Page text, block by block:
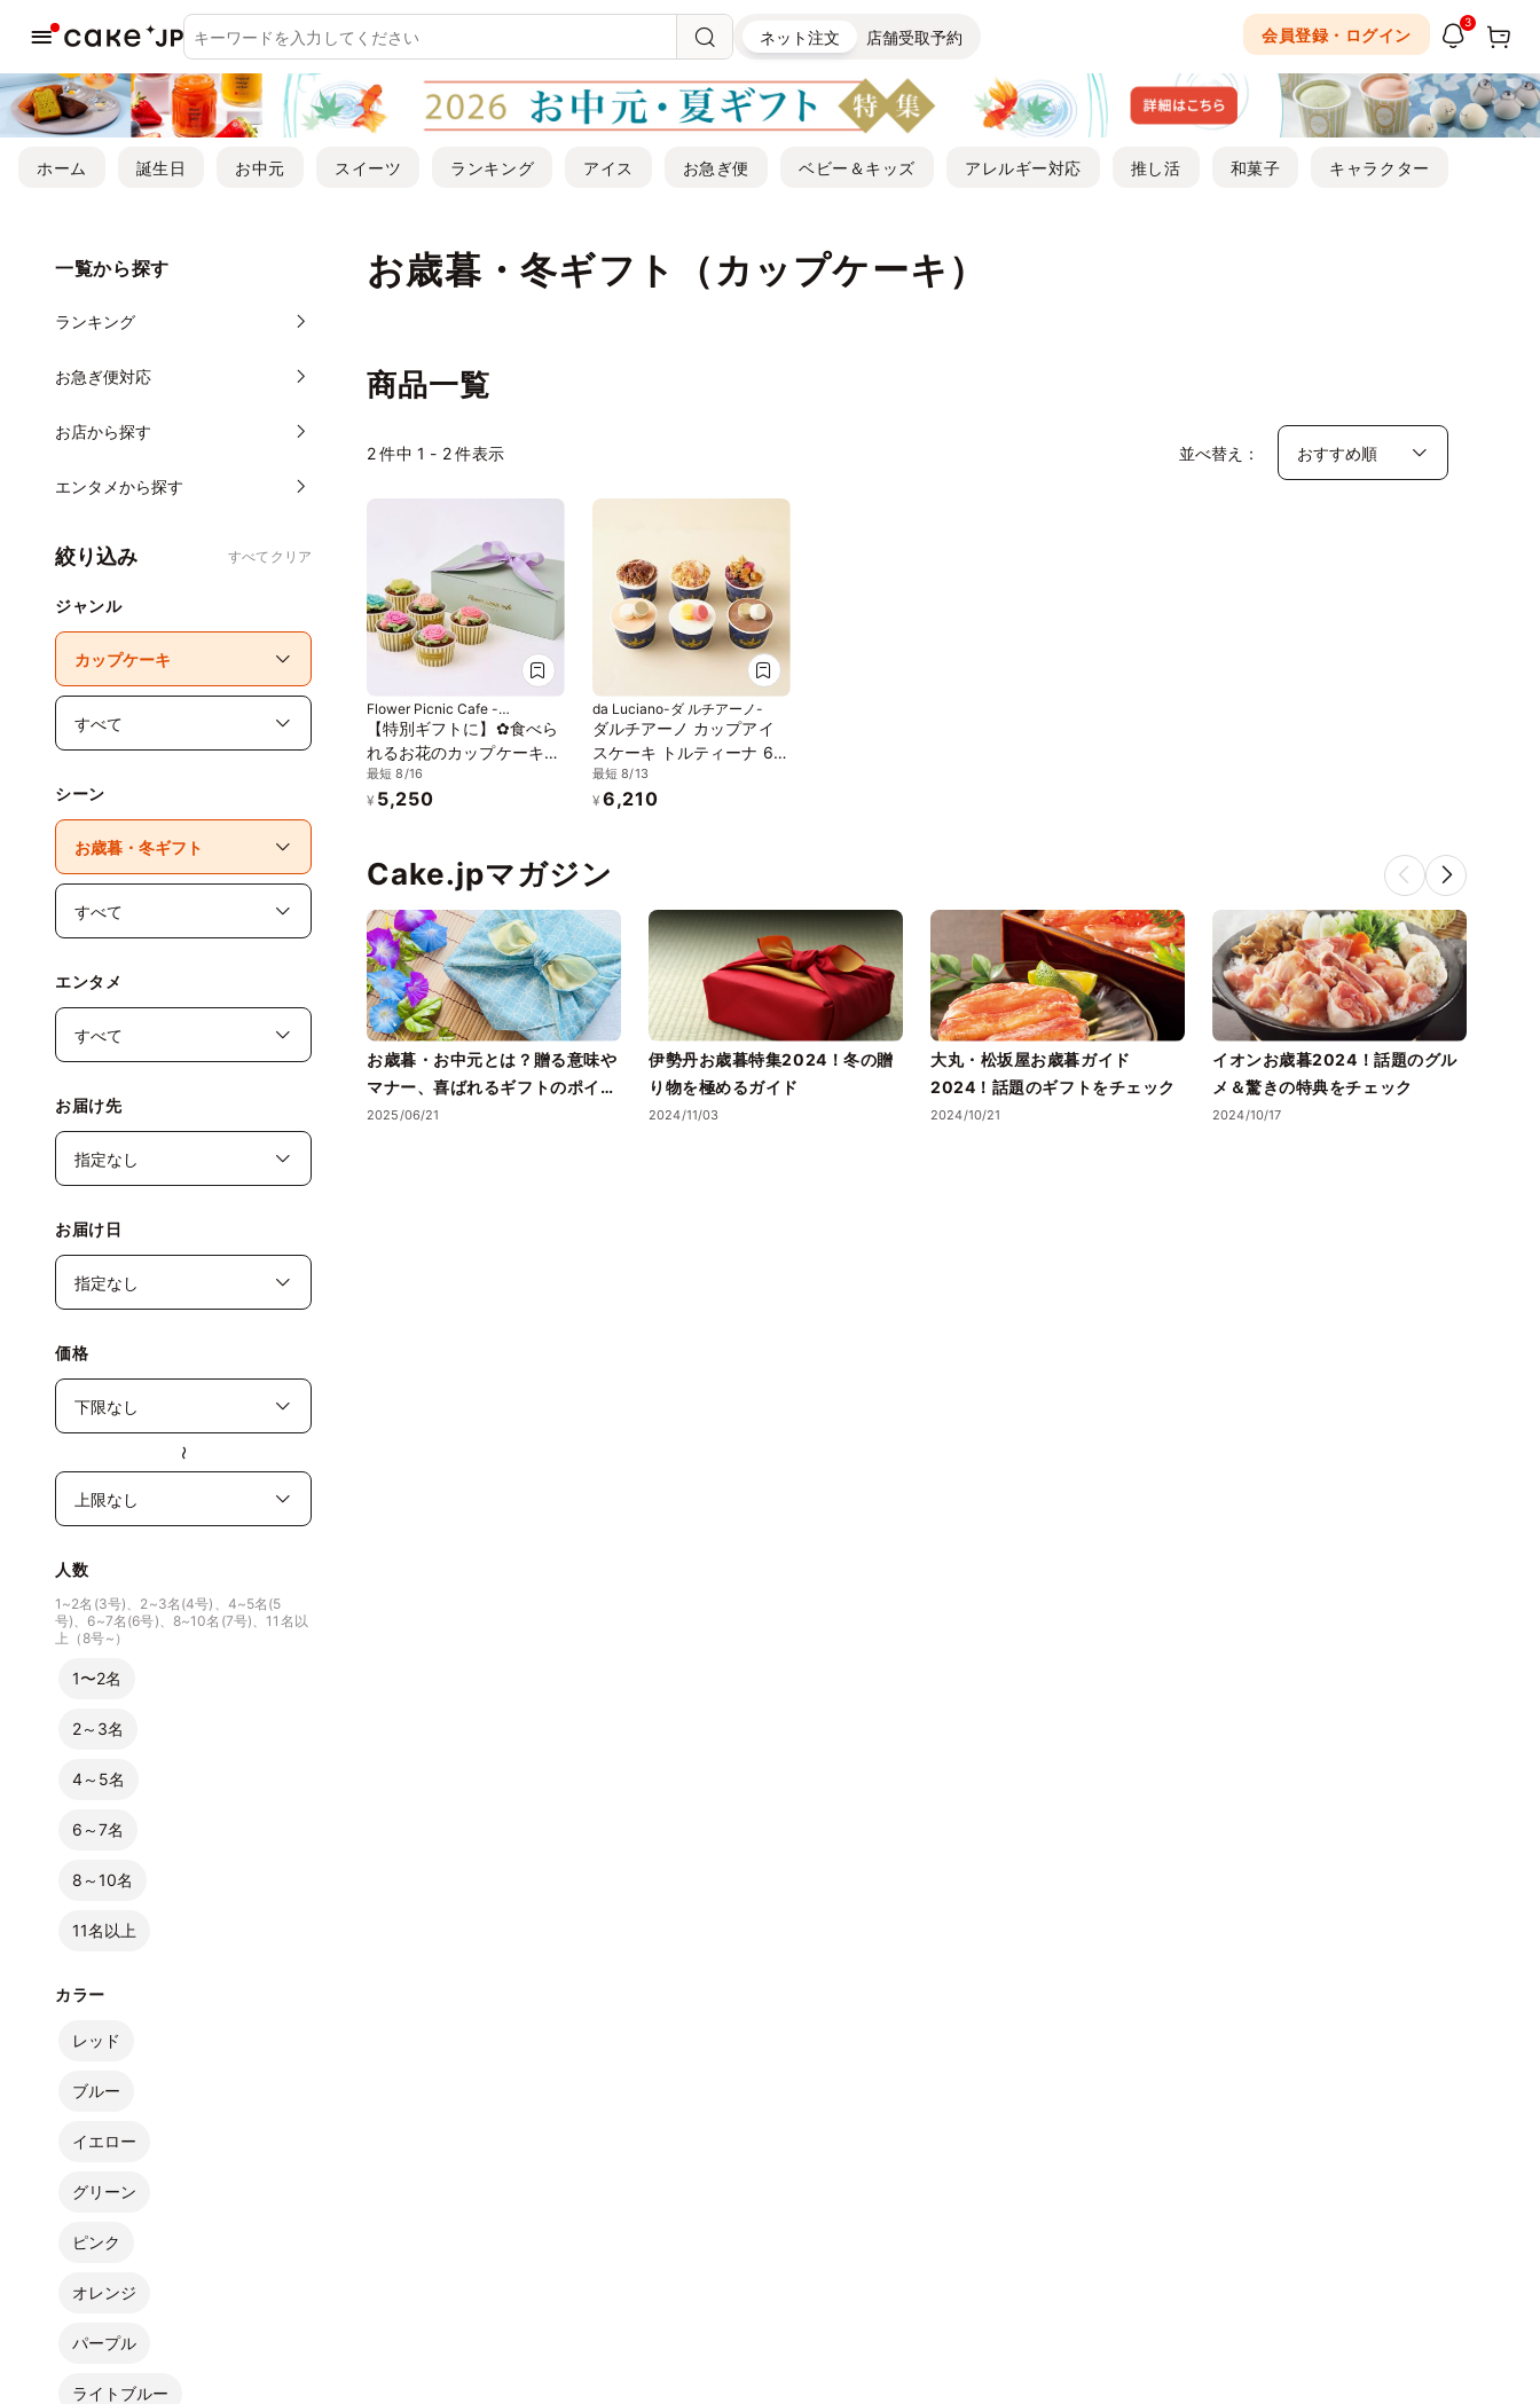
ネット注文 店舗受取予約 会員登録・ログイン
3
ホーム 誕生日 お中元 スイーツ ランキング アイス お急ぎ便 ベビー＆キッズ アレルギー対応 推し活 和菓子 キャラクター
お歳暮・冬ギフト（カップケーキ）
一覧から探す
ランキング
お急ぎ便対応
お店から探す
エンタメから探す
絞り込み すべてクリア
ジャンル
シーン
エンタメ
お届け先
お届け日
価格
〜
人数
1~2名(3号)、2~3名(4号)、4~5名(5
号)、6~7名(6号)、8~10名(7号)、11名以
上（8号~）
1〜2名
2～3名
4～5名
6～7名
8～10名
11名以上
カラー
レッド
ブルー
イエロー
グリーン
ピンク
オレンジ
パープル
ライトブルー
商品一覧
2件中 1 - 2 件表示 並べ替え：
Flower Picnic Cafe -
Hakodate-
【特別ギフトに】✿食べら
れるお花のカップケーキ＜
6個セット＞
最短 8/16
¥ 5,250
da Luciano-ダ ルチアーノ-
ダルチアーノ カップアイ
スケーキ トルティーナ 6個
セット アイス2026 お中元
2026
最短 8/13
¥ 6,210
Cake.jpマガジン
お歳暮・お中元とは？贈る意味や
マナー、喜ばれるギフトのポイン
トまで徹底解説！
2025/06/21
伊勢丹お歳暮特集2024！冬の贈
り物を極めるガイド
2024/11/03
大丸・松坂屋お歳暮ガイド
2024！話題のギフトをチェック
2024/10/21
イオンお歳暮2024！話題のグル
メ＆驚きの特典をチェック
2024/10/17